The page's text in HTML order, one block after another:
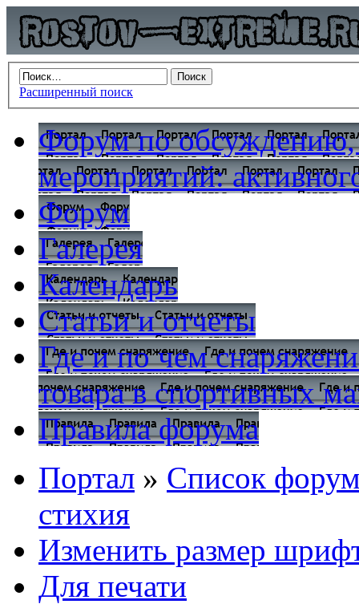
Расширенный поиск
Форум по обсуждению,
мероприятий:
Форум
Галерея
Календарь
Статьи и отчеты
Где и по чем
товара в спортивных
Правила форума
Портал » Список
стихия
Изменить размер
Для печати